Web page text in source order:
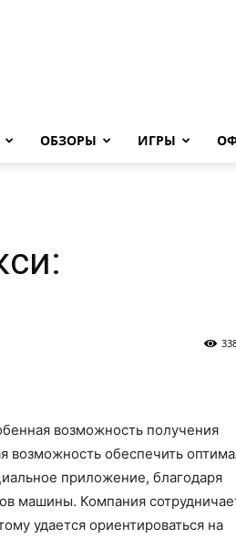
ОБЗОРЫ ИГРЫ
возможность получения
возможность обеспечить
приложение, благодаря
машины. Компания
удается ориентироваться на